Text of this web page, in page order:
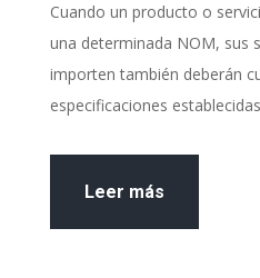
Cuando un producto o
una determinada NOM, sus
importen también deberán
especificaciones
Leer más